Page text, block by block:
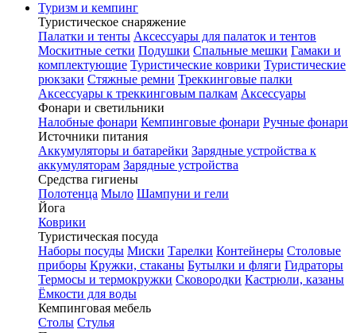
Туризм и кемпинг
Туристическое снаряжение
Палатки и тенты Аксессуары для палаток и тентов
Москитные сетки Подушки Спальные мешки Гамаки и
комплектующие Туристические коврики Туристические
рюкзаки Стяжные ремни Треккинговые палки
Аксессуары к треккинговым палкам Аксессуары
Фонари и светильники
Налобные фонари Кемпинговые фонари Ручные фонари
Источники питания
Аккумуляторы и батарейки Зарядные устройства к
аккумуляторам Зарядные устройства
Средства гигиены
Полотенца Мыло Шампуни и гели
Йога
Коврики
Туристическая посуда
Наборы посуды Миски Тарелки Контейнеры Столовые
приборы Кружки, стаканы Бутылки и фляги Гидраторы
Термосы и термокружки Сковородки Кастрюли, казаны
Ёмкости для воды
Кемпинговая мебель
Столы Стулья